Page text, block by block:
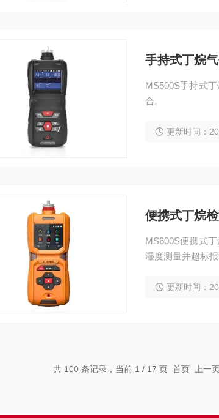
手持式丁烷
MS500S手持式
合。
更新时间：
便携式丁烷
MS600S便携式
湿度测量并超标报
更新时间：
共 100 条记录，当前 1 / 17 页 首页 上一